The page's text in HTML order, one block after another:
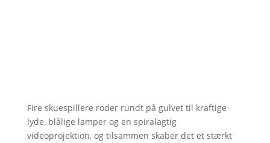
Fire skuespillere roder rundt på gulvet til kraftige
lyde, blålige lamper og en spiralagtig
videoprojektion, og tilsammen skaber det et stærkt